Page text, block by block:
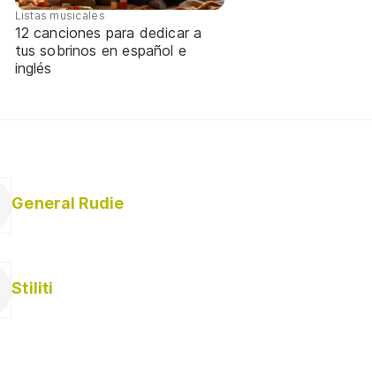
Listas musicales
12 canciones para dedicar a
tus sobrinos en español e
inglés
General Rudie
Stiliti